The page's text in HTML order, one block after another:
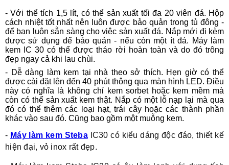
- Với thể tích 1,5 lít, có thể sản xuất tối đa 20 viên đá. Hộp
cách nhiệt tốt nhất nên luôn được bảo quản trong tủ đông -
để bạn luôn sẵn sàng cho việc sản xuất đá. Nắp mới đi kèm
được sử dụng để bảo quản - nếu còn một ít đá. Máy làm
kem IC 30 có thể được tháo rời hoàn toàn và do đó trông
đẹp ngay cả khi lau chùi.
- Dễ dàng làm kem tại nhà theo sở thích. Hẹn giờ có thể
được cài đặt lên đến 40 phút thông qua màn hình LED. Điều
này có nghĩa là không chỉ kem sorbet hoặc kem mềm mà
còn có thể sản xuất kem thật. Nắp có một lỗ nạp lại mà qua
đó có thể thêm các loại hạt, trái cây hoặc các thành phần
khác vào sau đó. Cũng bao gồm một muỗng kem.
- Máy làm kem StebaIC30 có kiểu dáng độc đáo, thiết kế
hiện đại, vỏ inox rất đẹp.